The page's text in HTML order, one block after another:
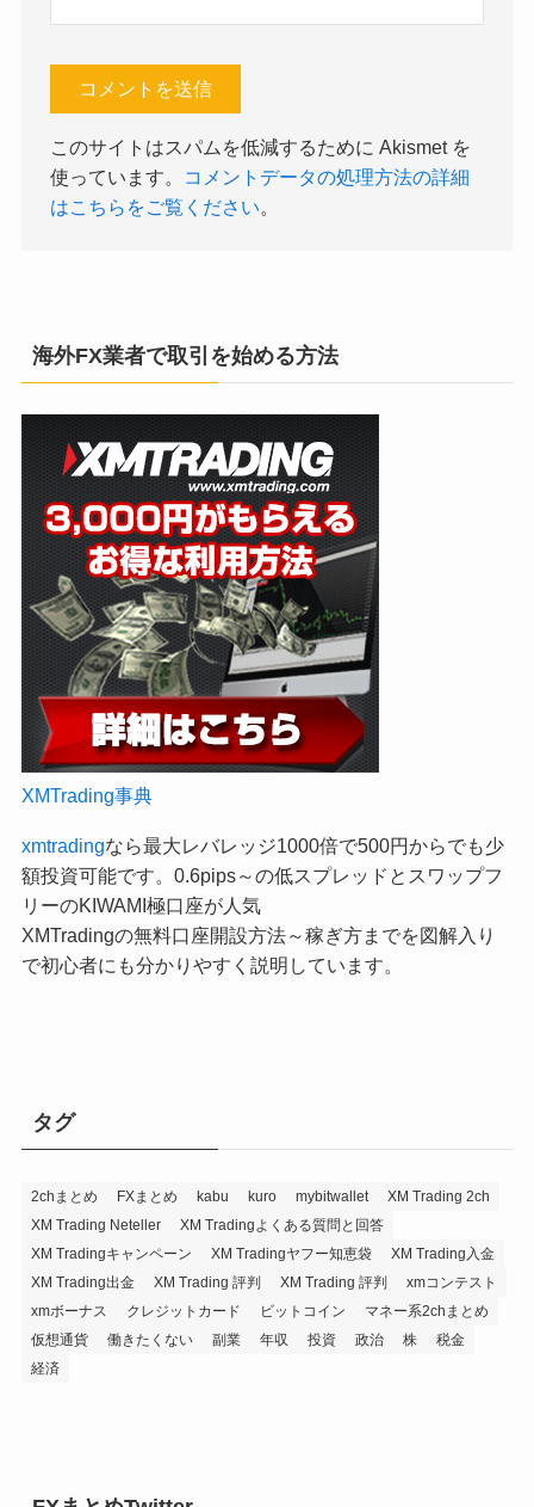
このサイトはスパムを低減するために Akismet を
使っています。
コメントデータの処理方法の詳細
はこちらをご覧ください。
海外FX業者で取引を始める方法
XMTrading事典
xmtradingなら最大レバレッジ1000倍で500円からでも少
額投資可能です。0.6pips～の低スプレッドとスワップフ
リーのKIWAMI極口座が人気
XMTradingの無料口座開設方法～稼ぎ方までを図解入り
で初心者にも分かりやすく説明しています。
タグ
2chまとめ FXまとめ kabu kuro mybitwallet
XM Trading 2ch
XM Trading Neteller
XM Tradingよくある質問と回答
XM Tradingキャンペーン
XM Tradingヤフー知恵袋
XM Trading入金
XM Trading出金
XM Trading 評判 XM Trading 評判
xmコンテスト
xmボーナス
クレジットカード ビットコイン
マネー系2chまとめ
仮想通貨
働きたくない 副業 年収 投資 政治 株
税金
経済